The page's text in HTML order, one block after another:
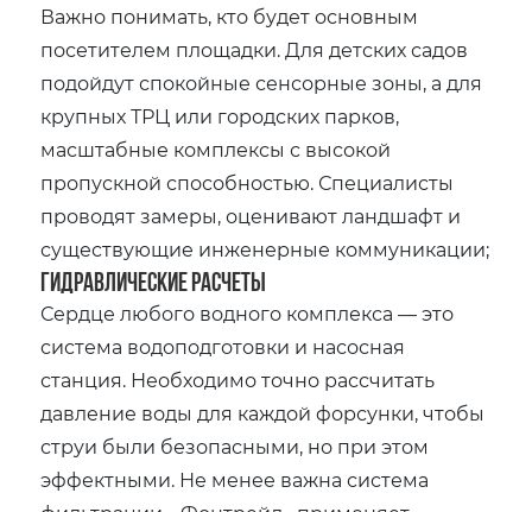
Важно понимать, кто будет основным
посетителем площадки. Для детских садов
подойдут спокойные сенсорные зоны, а для
крупных ТРЦ или городских парков,
масштабные комплексы с высокой
пропускной способностью. Специалисты
проводят замеры, оценивают ландшафт и
существующие инженерные коммуникации;
Гидравлические расчеты
Сердце любого водного комплекса — это
система водоподготовки и насосная
станция. Необходимо точно рассчитать
давление воды для каждой форсунки, чтобы
струи были безопасными, но при этом
эффектными. Не менее важна система